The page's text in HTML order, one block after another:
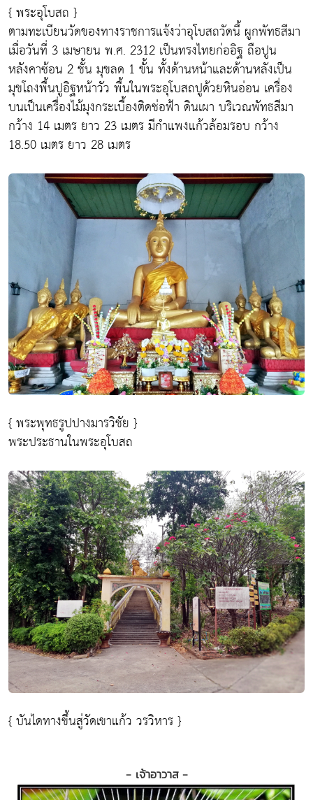
{ พระอุโบสถ }
ตามทะเบียนวัดของทางราชการแจ้งว่าอุโบสถวัดนี้ ผูกพัทธสีมา
เมื่อวันที่ 3 เมษายน พ.ศ. 2312 เป็นทรงไทยก่ออิฐ ถือปูน
หลังคาซ้อน 2 ชั้น มุขลด 1 ขั้น ทั้งด้านหน้าและด้านหลังเป็น
มุขโถงพื้นปูอิฐหน้าวัว พื้นในพระอุโบสถปูด้วยหินอ่อน เครื่อง
บนเป็นเครื่องไม้มุงกระเบื้องติดช่อฟ้า ดินเผา บริเวณพัทธสีมา
กว้าง 14 เมตร ยาว 23 เมตร มีกำแพงแก้วล้อมรอบ กว้าง
18.50 เมตร ยาว 28 เมตร
{ พระพุทธรูปปางมารวิชัย }
พระประธานในพระอุโบสถ
{ บันไดทางขึ้นสู่วัดเขาแก้ว วรวิหาร }
- เจ้าอาวาส -